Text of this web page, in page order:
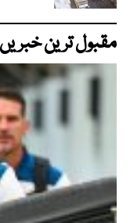
مقبول ترین خبریں